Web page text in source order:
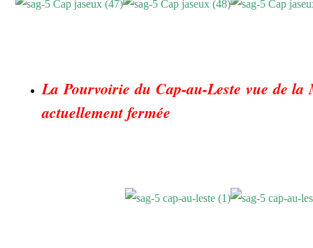
La Pourvoirie du Cap-au-Leste vue de
actuellement fermée